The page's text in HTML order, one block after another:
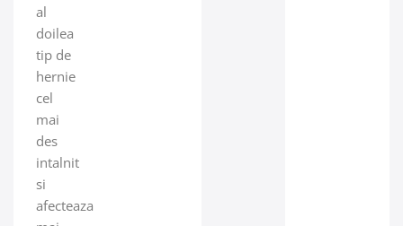
al
doilea
tip de
hernie
cel
mai
des
intalnit
si
afecteaza